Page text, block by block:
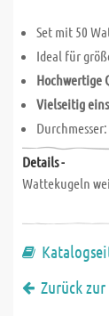
Set mit 50
Ideal für
Hochwertige
Vielseitig
Details -
Wattekugeln
Zurück